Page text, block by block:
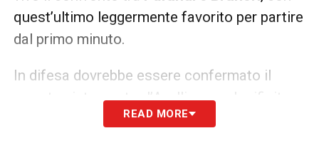
quest’ultimo leggermente favorito per partire
dal primo minuto.
In difesa dovrebbe essere confermato il
reparto visto contro l’Avellino, ma la rifinitura
potrebbe aprire a inserimenti last minute di
READ MORE